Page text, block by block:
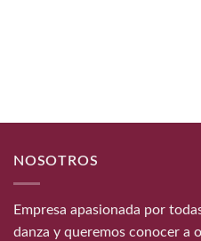
NOSOTROS
Empresa apasionada por
danza y queremos conocer a